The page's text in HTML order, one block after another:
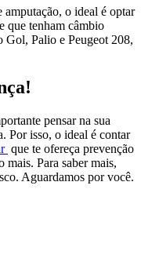
amputação, o ideal é optar
que tenham câmbio
Gol, Palio e Peugeot 208,
pensar na sua
Por isso, o ideal é contar
que te ofereça prevenção
mais. Para saber mais,
Aguardamos por você.